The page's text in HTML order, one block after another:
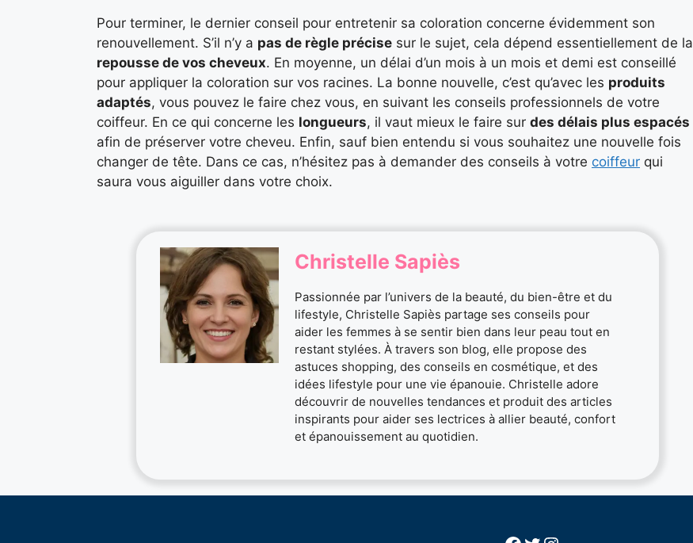
Pour terminer, le dernier conseil pour entretenir sa coloration concerne évidemment son
renouvellement. S’il n’y a pas de règle précise sur le sujet, cela dépend essentiellement de la
repousse de vos cheveux. En moyenne, un délai d’un mois à un mois et demi est conseillé
pour appliquer la coloration sur vos racines. La bonne nouvelle, c’est qu’avec les produits
adaptés, vous pouvez le faire chez vous, en suivant les conseils professionnels de votre
coiffeur. En ce qui concerne les longueurs, il vaut mieux le faire sur des délais plus espacés
afin de préserver votre cheveu. Enfin, sauf bien entendu si vous souhaitez une nouvelle fois
changer de tête. Dans ce cas, n’hésitez pas à demander des conseils à votre coiffeur qui
saura vous aiguiller dans votre choix.
Christelle Sapiès
Passionnée par l’univers de la beauté, du bien-être et du
lifestyle, Christelle Sapiès partage ses conseils pour
aider les femmes à se sentir bien dans leur peau tout en
restant stylées. À travers son blog, elle propose des
astuces shopping, des conseils en cosmétique, et des
idées lifestyle pour une vie épanouie. Christelle adore
découvrir de nouvelles tendances et produit des articles
inspirants pour aider ses lectrices à allier beauté, confort
et épanouissement au quotidien.